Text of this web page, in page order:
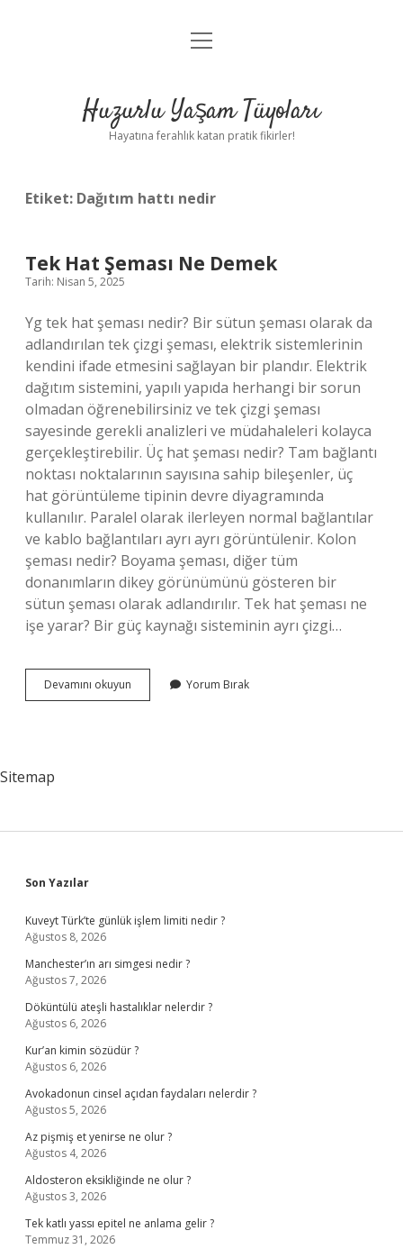
Anasayfa
Yasal Uyarı
menüyü
Huzurlu Yaşam Tüyoları
Hayatına ferahlık katan pratik fikirler!
Etiket: Dağıtım hattı nedir
Tek Hat Şeması Ne Demek
Tarih: Nisan 5, 2025
Yg tek hat şeması nedir? Bir sütun şeması olarak da
adlandırılan tek çizgi şeması, elektrik sistemlerinin
kendini ifade etmesini sağlayan bir plandır. Elektrik
dağıtım sistemini, yapılı yapıda herhangi bir sorun
olmadan öğrenebilirsiniz ve tek çizgi şeması
sayesinde gerekli analizleri ve müdahaleleri kolayca
gerçekleştirebilir. Üç hat şeması nedir? Tam bağlantı
noktası noktalarının sayısına sahip bileşenler, üç
hat görüntüleme tipinin devre diyagramında
kullanılır. Paralel olarak ilerleyen normal bağlantılar
ve kablo bağlantıları ayrı ayrı görüntülenir. Kolon
şeması nedir? Boyama şeması, diğer tüm
donanımların dikey görünümünü gösteren bir
sütun şeması olarak adlandırılır. Tek hat şeması ne
işe yarar? Bir güç kaynağı sisteminin ayrı çizgi…
Devamını okuyun
Hat
Yorum Bırak
Sitemap
Sidebar
Son Yazılar
Kuveyt Türk’te günlük işlem limiti nedir ?
Ağustos 8, 2026
Manchester’ın arı simgesi nedir ?
Ağustos 7, 2026
Döküntülü ateşli hastalıklar nelerdir ?
Ağustos 6, 2026
Kur’an kimin sözüdür ?
Ağustos 6, 2026
Avokadonun cinsel açıdan faydaları nelerdir ?
Ağustos 5, 2026
Az pişmiş et yenirse ne olur ?
Ağustos 4, 2026
Aldosteron eksikliğinde ne olur ?
Ağustos 3, 2026
Tek katlı yassı epitel ne anlama gelir ?
Temmuz 31, 2026